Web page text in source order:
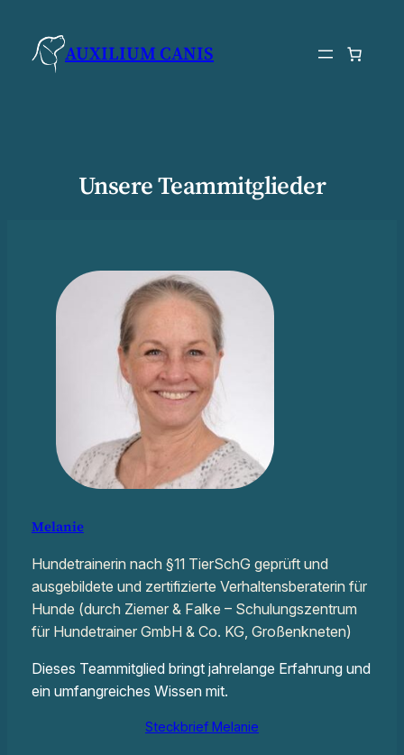
springen AUXILIUM CANIS
Unsere Teammitglieder
Melanie
Hundetrainerin nach §11 TierSchG geprüft und
ausgebildete und zertifizierte Verhaltensberaterin für
Hunde (durch Ziemer & Falke – Schulungszentrum
für Hundetrainer GmbH & Co. KG, Großenkneten)
Dieses Teammitglied bringt jahrelange Erfahrung und
ein umfangreiches Wissen mit.
Steckbrief Melanie